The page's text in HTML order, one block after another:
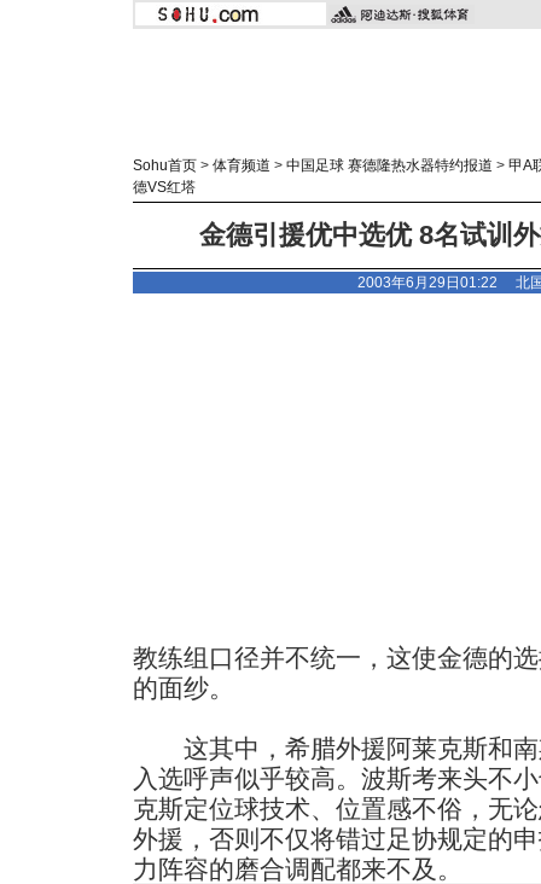
Sohu首页 > 体育频道 > 中国足球 赛德隆热水器特约报道 > 甲A
德VS红塔
金德引援优中选优 8名试训
2003年6月29日01:22 北
教练组口径并不统一，这使金德的
的面纱。
这其中，希腊外援阿莱克斯和南
入选呼声似乎较高。波斯考来头不
克斯定位球技术、位置感不俗，无
外援，否则不仅将错过足协规定的
力阵容的磨合调配都来不及。